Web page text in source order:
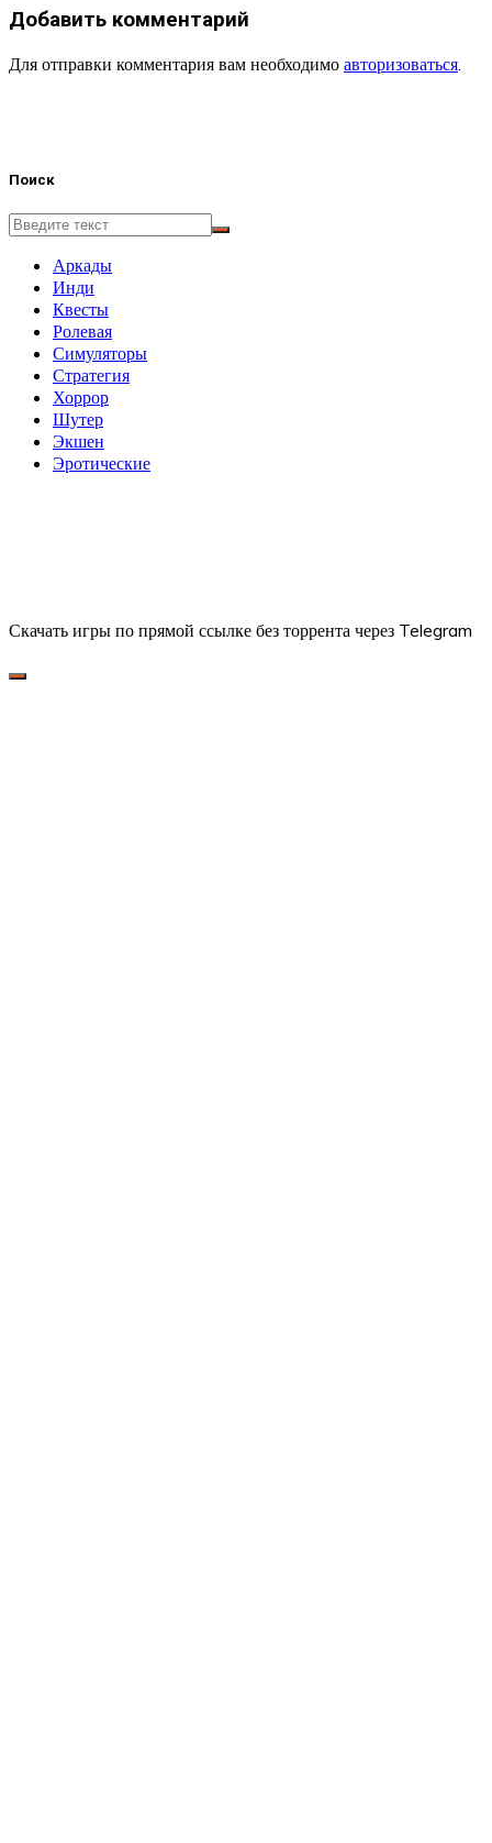
Добавить комментарий
Для отправки комментария вам необходимо авторизоваться
Поиск
Аркады
Инди
Квесты
Ролевая
Симуляторы
Стратегия
Хоррор
Шутер
Экшен
Эротические
Скачать игры по прямой ссылке без торрента через Telegram